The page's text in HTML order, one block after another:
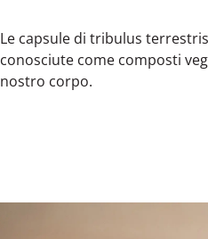
Le capsule di tribulus
conosciute come composti
nostro corpo.